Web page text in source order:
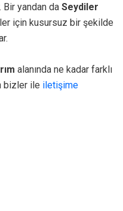
yandan da Seydiler
için kusursuz bir şekilde
alanında ne kadar farklı
bizler ile iletişime